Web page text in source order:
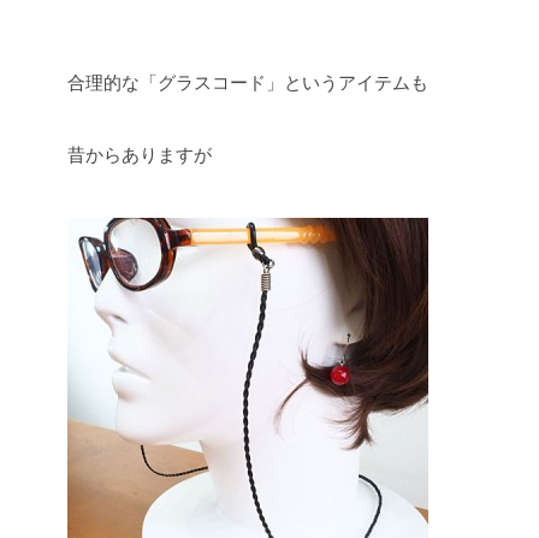
合理的な「グラスコード」というアイテムも
昔からありますが